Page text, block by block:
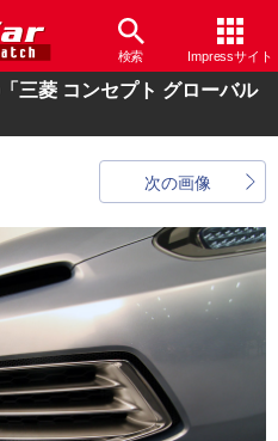
検索 Impressサイト
三菱 コンセプト グローバル
次の画像